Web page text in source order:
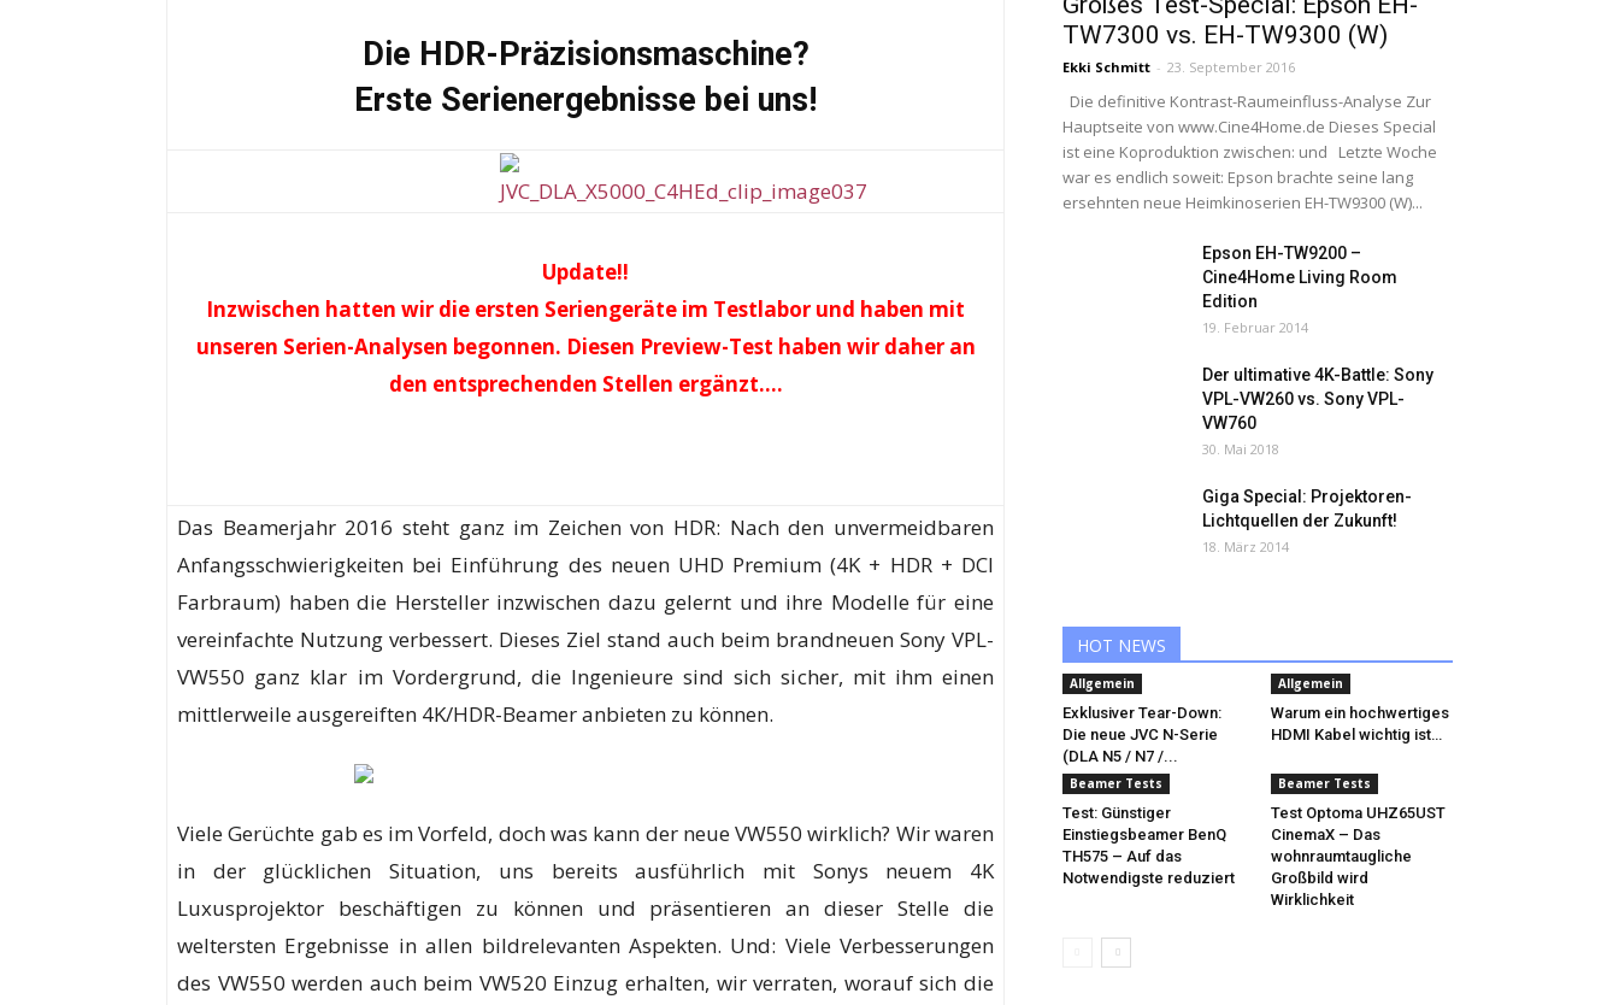
Die HDR-Präzisionsmaschine?
Erste Serienergebnisse bei uns!
Update!!
Inzwischen hatten wir die ersten Seriengeräte im Testlabor und haben mit
unseren Serien-Analysen begonnen. Diesen Preview-Test haben wir daher an
den entsprechenden Stellen ergänzt….
Das Beamerjahr 2016 steht ganz im Zeichen von HDR: Nach den unvermeidbaren
Anfangsschwierigkeiten bei Einführung des neuen UHD Premium (4K + HDR + DCI
Farbraum) haben die Hersteller inzwischen dazu gelernt und ihre Modelle für eine
vereinfachte Nutzung verbessert. Dieses Ziel stand auch beim brandneuen Sony VPL-
VW550 ganz klar im Vordergrund, die Ingenieure sind sich sicher, mit ihm einen
mittlerweile ausgereiften 4K/HDR-Beamer anbieten zu können.
Viele Gerüchte gab es im Vorfeld, doch was kann der neue VW550 wirklich? Wir waren
in der glücklichen Situation, uns bereits ausführlich mit Sonys neuem 4K
Luxusprojektor beschäftigen zu können und präsentieren an dieser Stelle die
weltersten Ergebnisse in allen bildrelevanten Aspekten. Und: Viele Verbesserungen
des VW550 werden auch beim VW520 Einzug erhalten, wir verraten, worauf sich die
TW7300 vs. EH-TW9300 (W)
Ekki Schmitt - 23. September 2016
Die definitive Kontrast-Raumeinfluss-Analyse Zur
Hauptseite von www.Cine4Home.de Dieses Special
ist eine Koproduktion zwischen: und Letzte Woche
war es endlich soweit: Epson brachte seine lang
ersehnten neue Heimkinoserien EH-TW9300 (W)...
Epson EH-TW9200 –
Cine4Home Living Room
Edition
19. Februar 2014
Der ultimative 4K-Battle: Sony
VPL-VW260 vs. Sony VPL-
VW760
30. Mai 2018
Giga Special: Projektoren-
Lichtquellen der Zukunft!
18. März 2014
HOT NEWS
Allgemein
Exklusiver Tear-Down:
Die neue JVC N-Serie
(DLA N5 / N7 /...
Allgemein
Warum ein hochwertiges
HDMI Kabel wichtig ist…
Beamer Tests
Test: Günstiger
Einstiegsbeamer BenQ
TH575 – Auf das
Notwendigste reduziert
Beamer Tests
Test Optoma UHZ65UST
CinemaX – Das
wohnraumtaugliche
Großbild wird
Wirklichkeit